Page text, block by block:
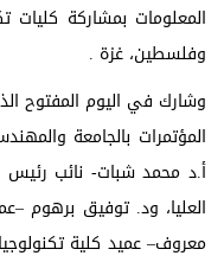
المعلومات بمشاركة كليات
وفلسطين، غزة .
وشارك في اليوم المفتوح
المؤتمرات بالجامعة
أ.د محمد شبات- نائب رئيس
العليا، ود. توفيق برهوم
معروف– عميد كلية